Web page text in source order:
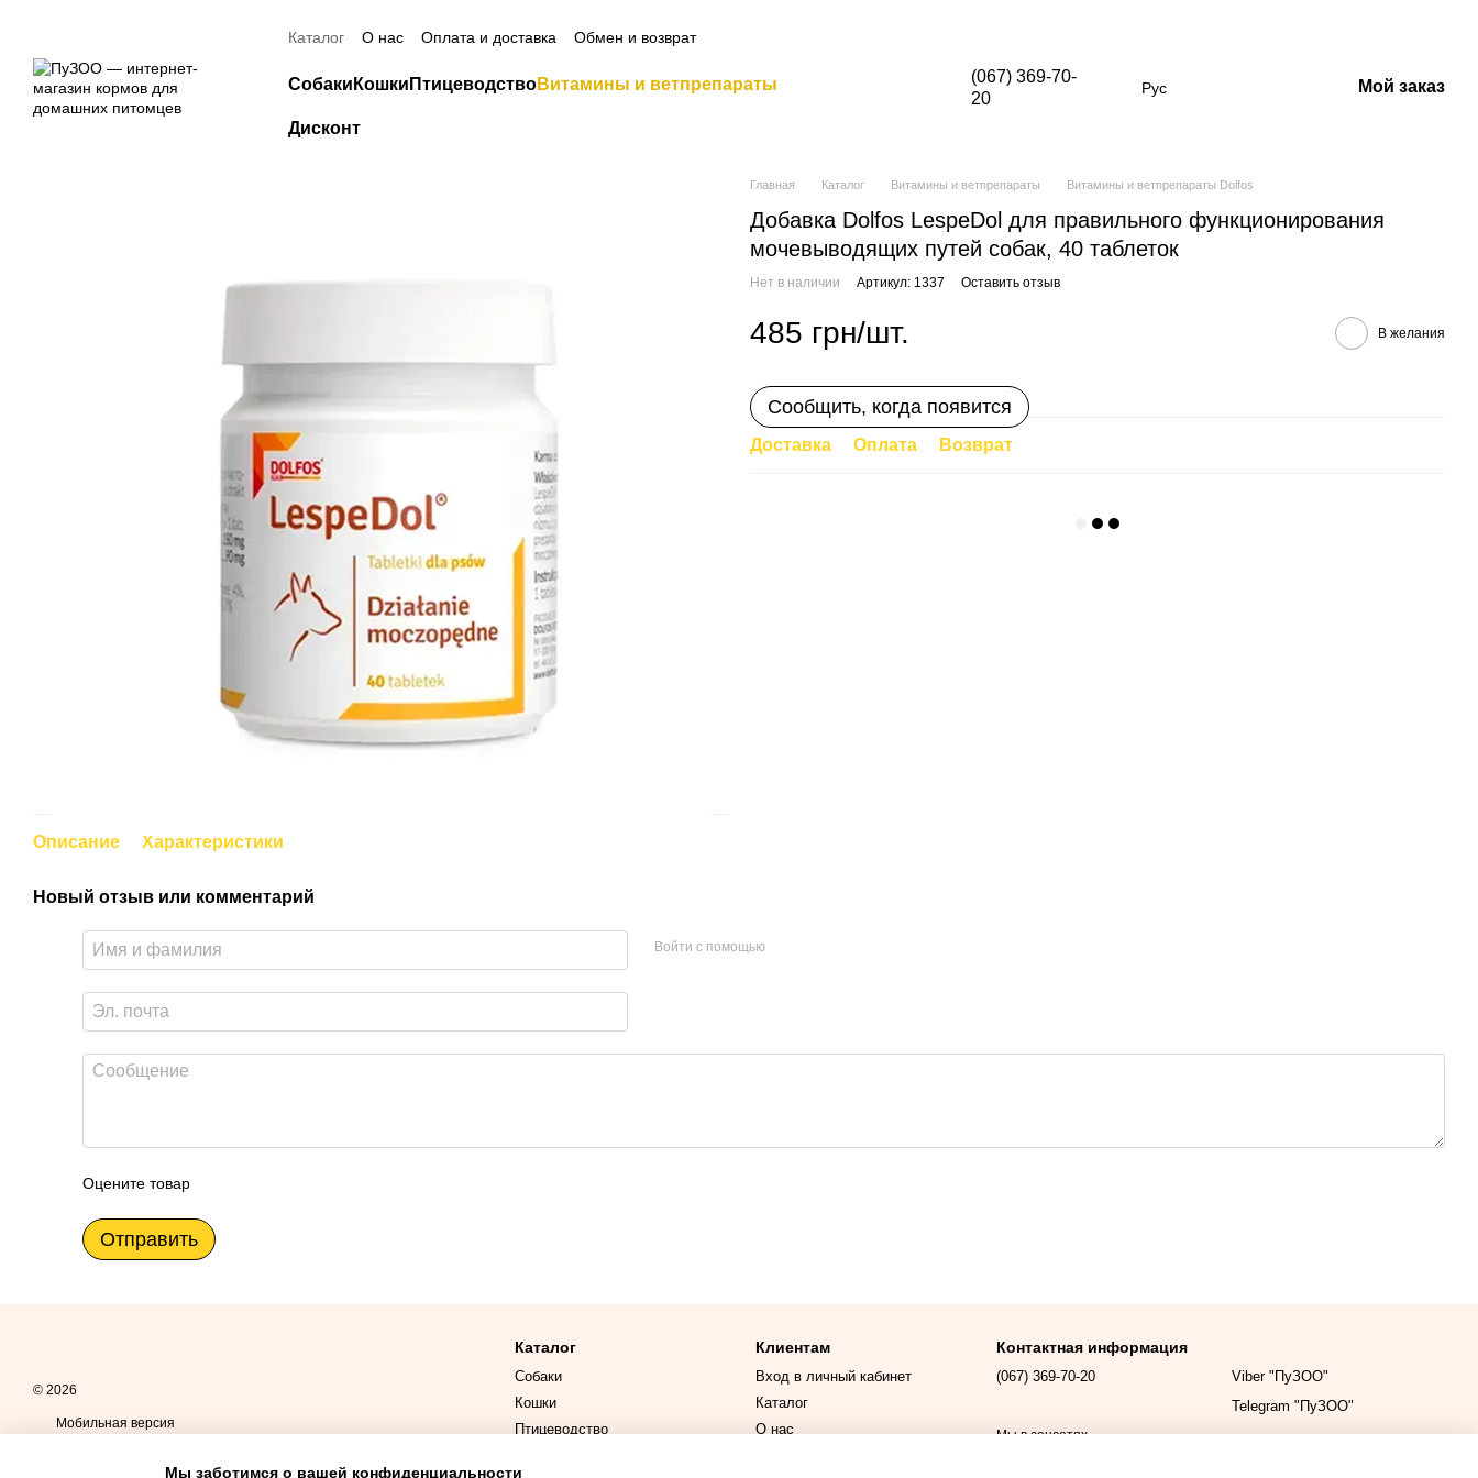
Каталог
О нас Оплата и доставка
Обмен и возврат
Собаки Кошки ПтицеводствоВитамины и ветпрепараты
Дисконт
(067) 369-70-
20
Рус Мой заказ
Описание Характеристики
Главная Каталог Витамины и ветпрепараты Витамины и ветпрепараты Dolfos
Добавка Dolfos LespeDol для правильного функционирования
мочевыводящих путей собак, 40 таблеток
Нет в наличии Артикул: 1337 Оставить отзыв
485 грн/шт. В желания
Сообщить, когда появится
Доставка Оплата Возврат
Новый отзыв или комментарий
Войти с помощью
Оцените товар
Отправить
© 2026
Мобильная версия
Каталог
Собаки
Кошки
Птицеводство
Клиентам
Вход в личный кабинет
Каталог
О нас
Контактная информация
(067) 369-70-20
Viber "ПуЗОО"
Telegram "ПуЗОО"
Мы в соцсетях
Мы заботимся о вашей конфиденциальности